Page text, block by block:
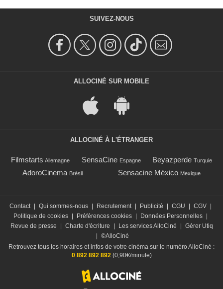
SUIVEZ-NOUS
ALLOCINÉ SUR MOBILE
ALLOCINÉ À L'ÉTRANGER
Filmstarts Allemagne SensaCine Espagne Beyazperde Turquie
AdoroCinema Brésil Sensacine México Mexique
Contact | Qui sommes-nous | Recrutement | Publicité | CGU | CGV |
Politique de cookies | Préférences cookies | Données Personnelles |
Revue de presse
| Charte d'écriture | Les services AlloCiné | Gérer Utiq
| ©AlloCiné
Retrouvez tous les horaires et infos de votre cinéma sur le numéro AlloCiné :
0 892 892 892 (0,90€/minute)